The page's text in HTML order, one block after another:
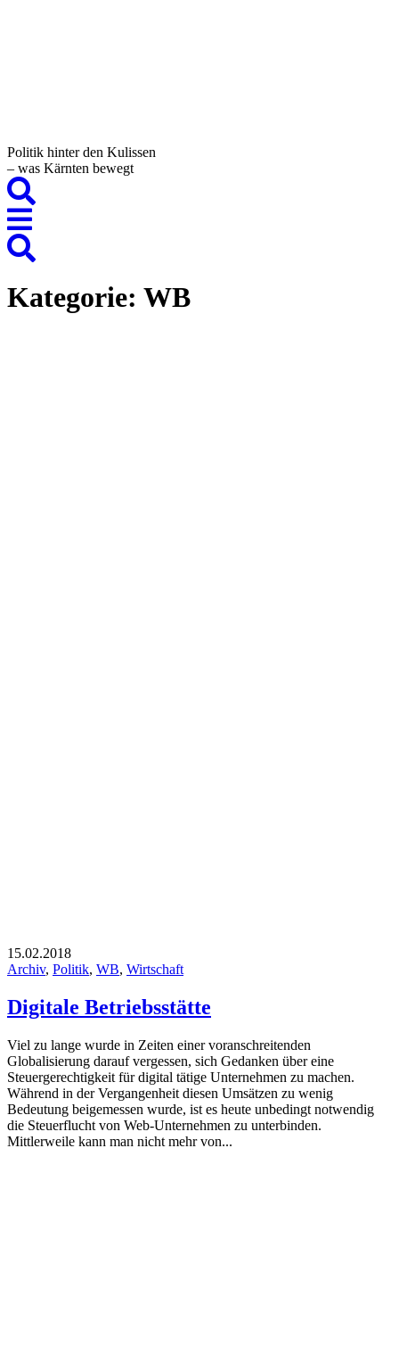
Politik hinter den Kulissen
– was Kärnten bewegt
Kategorie: WB
15.02.2018
Archiv, Politik, WB, Wirtschaft
Digitale Betriebsstätte
Viel zu lange wurde in Zeiten einer voranschreitenden
Globalisierung darauf vergessen, sich Gedanken über eine
Steuergerechtigkeit für digital tätige Unternehmen zu machen.
Während in der Vergangenheit diesen Umsätzen zu wenig
Bedeutung beigemessen wurde, ist es heute unbedingt notwendig
die Steuerflucht von Web-Unternehmen zu unterbinden.
Mittlerweile kann man nicht mehr von...